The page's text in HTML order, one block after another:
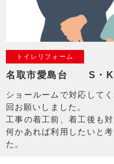
トイレリフォーム
名取市愛島台 S・K
ショールームで対応して
回お願いしました。
工事の着工前、着工後も
何かあれば利用したいと
た。